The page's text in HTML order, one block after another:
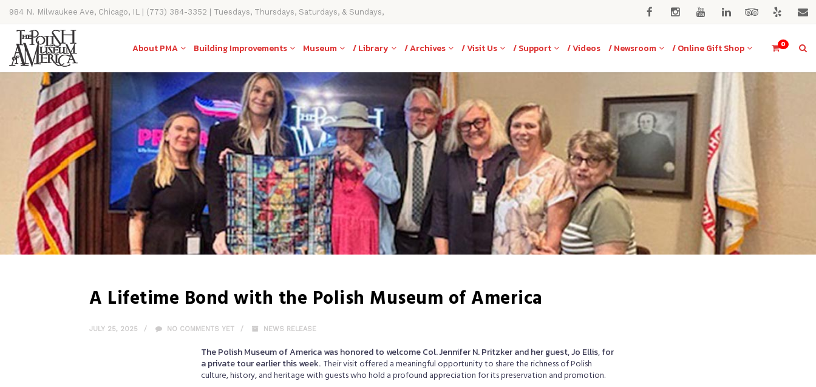
984 N. Milwaukee Ave, Chicago, IL | (773) 384-3352 | Tuesdays, Thursdays, Saturdays, & Sundays,
11AM-4PM
0
About PMA Building Improvements Museum / Library / Archives / Visit Us / Support / Videos / Newsroom / Online Gift Shop
A Lifetime Bond with the Polish Museum of America
JULY 25, 2025 NO COMMENTS YET NEWS RELEASE
The Polish Museum of America was honored to welcome Col. Jennifer N. Pritzker and her guest, Jo Ellis, for
a private tour earlier this week. Their visit offered a meaningful opportunity to share the richness of Polish
culture, history, and heritage with guests who hold a profound appreciation for its preservation and promotion.